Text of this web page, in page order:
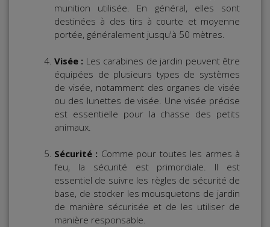
munition utilisée. En général, elles sont
destinées à des tirs à courte et moyenne
portée, généralement jusqu'à 50 mètres.
Visée : Les carabines de jardin peuvent être
équipées de plusieurs types de systèmes
de visée, notamment des organes de visée
ou des lunettes de visée. Une visée précise
est essentielle pour la chasse des petits
animaux.
Sécurité : Comme pour toutes les armes à
feu, la sécurité est primordiale. Il est
essentiel de suivre les règles de sécurité de
base, de stocker les mousquetons de jardin
de manière sécurisée et de les utiliser de
manière responsable.